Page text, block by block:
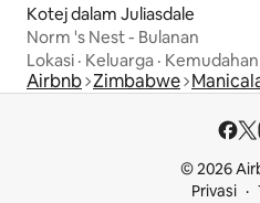
Kotej dalam Juliasdale
Norm 's Nest - Bulanan
Lokasi · Keluarga · Kemudahan
Airbnb Zimbabwe
© 2026
Privasi